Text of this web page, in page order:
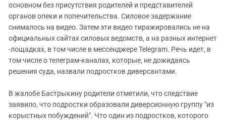
основном без присутствия родителей и представителей
органов опеки и попечительства. Силовое задержание
снималось на видео. Затем эти видео тиражировались не на
официальных сайтах силовых ведомств, а на разных интернет
-лощадках, в том числе в мессенджере Telegram. Речь идет, в
том числе о телеграм-каналах, которые, не дожидаясь
решения суда, назвали подростков диверсантами.
В жалобе Бастрыкину родители отметили, что следствие
заявило, что подростки образовали диверсионную группу "из
корыстных побуждений". Что один из подростков, которого